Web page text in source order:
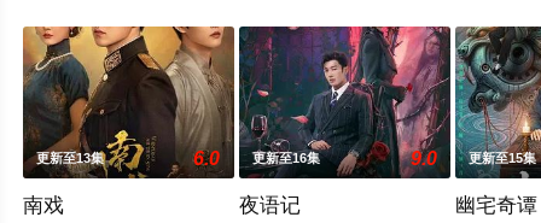
更新至13集 6.0
南戏
更新至16集 9.0
夜语记
更新至15集
幽宅奇谭